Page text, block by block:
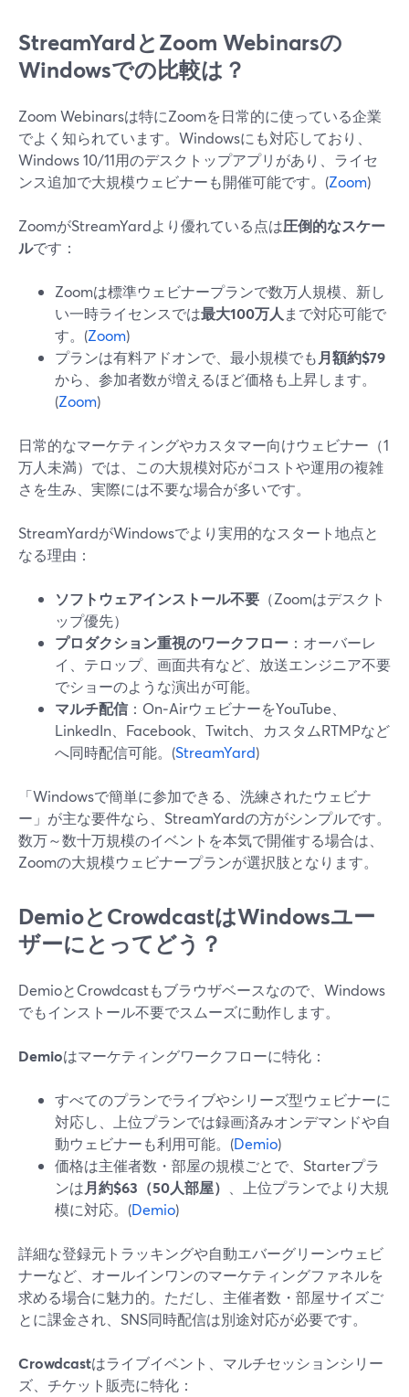
StreamYardとZoom Webinarsの
Windowsでの比較は？
Zoom Webinarsは特にZoomを日常的に使っている企業
でよく知られています。Windowsにも対応しており、
Windows 10/11用のデスクトップアプリがあり、ライセ
ンス追加で大規模ウェビナーも開催可能です。(Zoom)
ZoomがStreamYardより優れている点は圧倒的なスケー
ルです：
Zoomは標準ウェビナープランで数万人規模、新し
い一時ライセンスでは最大100万人 まで対応可能で
す。(Zoom)
プランは有料アドオンで、最小規模でも 月額約$79
から、参加者数が増えるほど価格も上昇します。
(Zoom)
日常的なマーケティングやカスタマー向けウェビナー（1
万人未満）では、この大規模対応がコストや運用の複雑
さを生み、実際には不要な場合が多いです。
StreamYardがWindowsでより実用的なスタート地点と
なる理由：
ソフトウェアインストール不要 （Zoomはデスクト
ップ優先）
プロダクション重視のワークフロー ：オーバーレ
イ、テロップ、画面共有など、放送エンジニア不要
でショーのような演出が可能。
マルチ配信 ：On‑AirウェビナーをYouTube、
LinkedIn、Facebook、Twitch、カスタムRTMPなど
へ同時配信可能。(StreamYard)
「Windowsで簡単に参加できる、洗練されたウェビナ
ー」が主な要件なら、StreamYardの方がシンプルです。
数万～数十万規模のイベントを本気で開催する場合は、
Zoomの大規模ウェビナープランが選択肢となります。
DemioとCrowdcastはWindowsユー
ザーにとってどう？
DemioとCrowdcastもブラウザベースなので、Windows
でもインストール不要でスムーズに動作します。
Demioはマーケティングワークフローに特化：
すべてのプランでライブやシリーズ型ウェビナーに
対応し、上位プランでは録画済みオンデマンドや自
動ウェビナーも利用可能。(Demio)
価格は主催者数・部屋の規模ごとで、Starterプラ
ンは月約$63（50人部屋）
、上位プランでより大規
模に対応。(Demio)
詳細な登録元トラッキングや自動エバーグリーンウェビ
ナーなど、オールインワンのマーケティングファネルを
求める場合に魅力的。ただし、主催者数・部屋サイズご
とに課金され、SNS同時配信は別途対応が必要です。
Crowdcastはライブイベント、マルチセッションシリー
ズ、チケット販売に特化：